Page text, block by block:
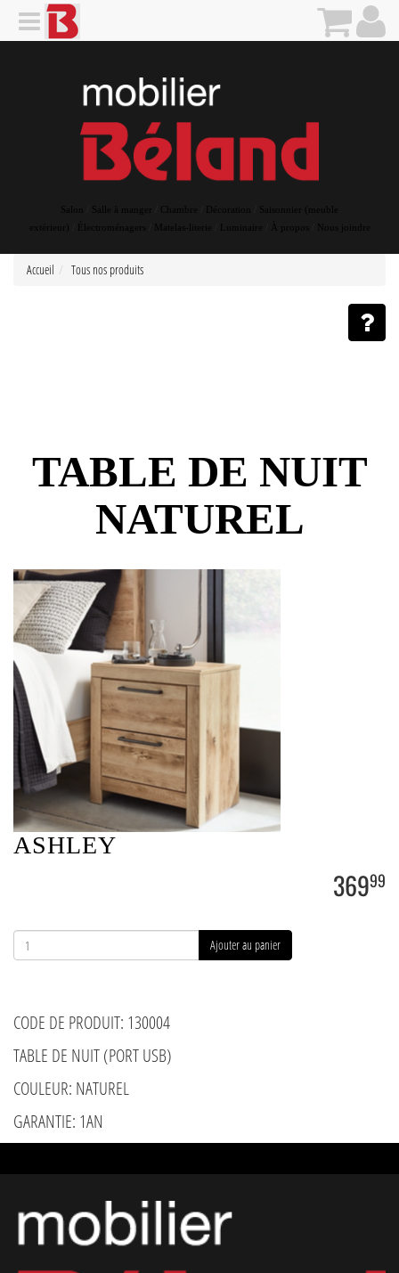
Salon Salle à manger Décoration
Saisonnier (meuble
extérieur)
Matelas-literie Luminaire Nous joindre
Accueil Tous nos produits
TABLE DE NUIT
NATUREL
ASHLEY
36999
Ajouter au panier
CODE DE PRODUIT: 130004
TABLE DE NUIT (PORT USB)
COULEUR: NATUREL
GARANTIE: 1AN